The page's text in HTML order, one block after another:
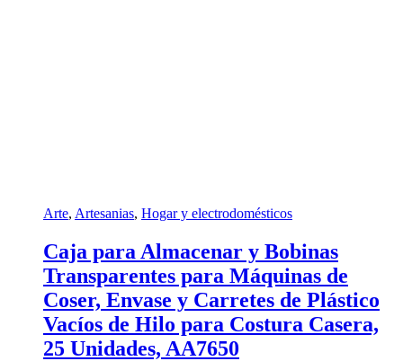
Arte, Artesanias, Hogar y electrodomésticos
Caja para Almacenar y Bobinas
Transparentes para Máquinas de
Coser, Envase y Carretes de Plástico
Vacíos de Hilo para Costura Casera,
25 Unidades, AA7650